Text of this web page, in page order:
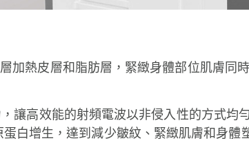
熱皮層和脂肪層，緊緻身體部位肌膚同
高效能的射頻電波以非侵入性的方式均
白增生，達到減少皺紋、緊緻肌膚和身體